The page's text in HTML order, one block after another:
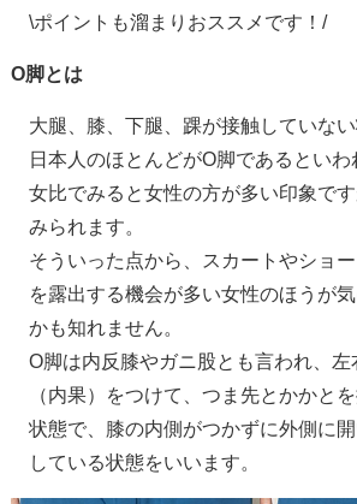
\ポイントも溜まりおススメです！/
O脚とは
大腿、膝、下腿、踝が接触していない
日本人のほとんどがO脚であるとい
女比でみると女性の方が多い印象で
みられます。
そういった点から、スカートやショ
を露出する機会が多い女性のほうが
かも知れません。
O脚は内反膝やガニ股とも言われ、左
（内果）をつけて、つま先とかかと
状態で、膝の内側がつかずに外側に開
している状態をいいます。